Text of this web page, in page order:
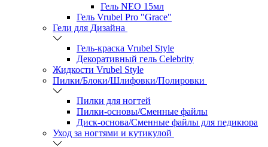
Гель NEO 15мл
Гель Vrubel Pro "Grace"
Гели для Дизайна
Гель-краска Vrubel Style
Декоративный гель Celebrity
Жидкости Vrubel Style
Пилки/Блоки/Шлифовки/Полировки
Пилки для ногтей
Пилки-основы/Сменные файлы
Диск-основа/Сменные файлы для педикюра
Уход за ногтями и кутикулой